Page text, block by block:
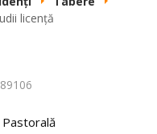
licenţă